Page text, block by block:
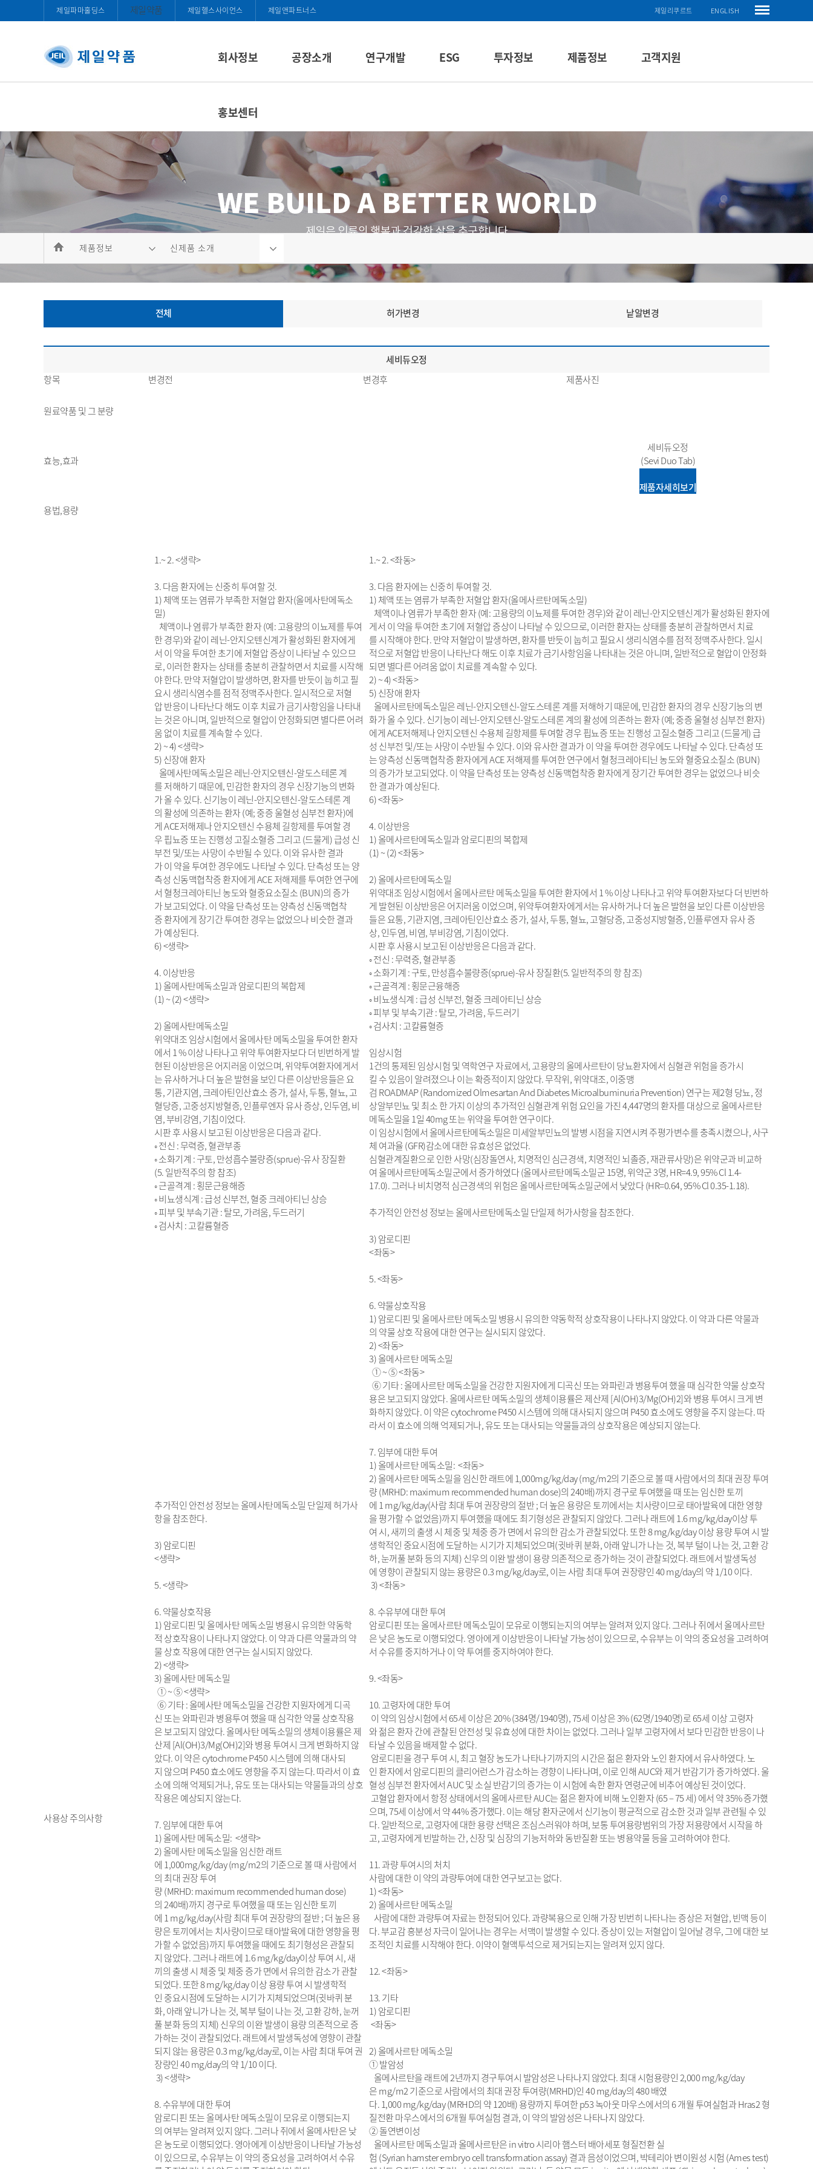
제일파마홀딩스 제일약품 제일헬스사이언스 제일앤파트너스 제일리쿠르트 ENGLISH
회사정보 공장소개 연구개발 ESG 투자정보 제품정보 고객지원
홍보센터
제품정보 신제품 소개
전체 허가변경 낱알변경
세비듀오정
항목
변경전 변경후 제품사진
원료약품 및 그 분량
세비듀오정
(Sevi Duo Tab)
제품자세히보기
효능,효과
용법,용량
사용상 주의사항
1.~ 2. <생략>
3. 다음 환자에는 신중히 투여할 것.
1) 체액 또는 염류가 부족한 저혈압 환자(올메사탄메독소
밀)
체액이나 염류가 부족한 환자 (예: 고용량의 이뇨제를 투여
한 경우)와 같이 레닌-안지오텐신계가 활성화된 환자에게
서 이 약을 투여한 초기에 저혈압 증상이 나타날 수 있으므
로, 이러한 환자는 상태를 충분히 관찰하면서 치료를 시작해
야 한다. 만약 저혈압이 발생하면, 환자를 반듯이 눕히고 필
요시 생리식염수를 점적 정맥주사한다. 일시적으로 저혈
압 반응이 나타난다 해도 이후 치료가 금기사항임을 나타내
는 것은 아니며, 일반적으로 혈압이 안정화되면 별다른 어려
움 없이 치료를 계속할 수 있다.
2) ~ 4) <생략>
5) 신장애 환자
올메사탄메독소밀은 레닌-안지오텐신-알도스테론 계
를 저해하기 때문에, 민감한 환자의 경우 신장기능의 변화
가 올 수 있다. 신기능이 레닌-안지오텐신-알도스테론 계
의 활성에 의존하는 환자 (예; 중증 울혈성 심부전 환자)에
게 ACE저해제나 안지오텐신 수용체 길항제를 투여할 경
우 핍뇨증 또는 진행성 고질소혈증 그리고 (드물게) 급성 신
부전 및/또는 사망이 수반될 수 있다. 이와 유사한 결과
가 이 약을 투여한 경우에도 나타날 수 있다. 단측성 또는 양
측성 신동맥협착증 환자에게 ACE 저해제를 투여한 연구에
서 혈청크레아티닌 농도와 혈중요소질소 (BUN)의 증가
가 보고되었다. 이 약을 단측성 또는 양측성 신동맥협착
증 환자에게 장기간 투여한 경우는 없었으나 비슷한 결과
가 예상된다.
6) <생략>
4. 이상반응
1) 올메사탄메독소밀과 암로디핀의 복합제
(1) ~ (2) <생략>
2) 올메사탄메독소밀
위약대조 임상시험에서 올메사탄 메독소밀을 투여한 환자
에서 1 % 이상 나타나고 위약 투여환자보다 더 빈번하게 발
현된 이상반응은 어지러움 이었으며, 위약투여환자에게서
는 유사하거나 더 높은 발현을 보인 다른 이상반응들은 요
통, 기관지염, 크레아틴인산효소 증가, 설사, 두통, 혈뇨, 고
혈당증, 고중성지방혈증, 인플루엔자 유사 증상, 인두염, 비
염, 부비강염, 기침이었다.
시판 후 사용시 보고된 이상반응은 다음과 같다.
◦ 전신 : 무력증, 혈관부종
◦ 소화기계 : 구토, 만성흡수불량증(sprue)-유사 장질환
(5. 일반적주의 항 참조)
◦ 근골격계 : 횡문근융해증
◦ 비뇨생식계 : 급성 신부전, 혈중 크레아티닌 상승
◦ 피부 및 부속기관 : 탈모, 가려움, 두드러기
◦ 검사치 : 고칼륨혈증
추가적인 안전성 정보는 올메사탄메독소밀 단일제 허가사
항을 참조한다.
3) 암로디핀
<생략>
5. <생략>
6. 약물상호작용
1) 암로디핀 및 올메사탄 메독소밀 병용시 유의한 약동학
적 상호작용이 나타나지 않았다. 이 약과 다른 약물과의 약
물 상호 작용에 대한 연구는 실시되지 않았다.
2) <생략>
3) 올메사탄 메독소밀
① ~ ⑤ <생략>
⑥ 기타 : 올메사탄 메독소밀을 건강한 지원자에게 디곡
신 또는 와파린과 병용투여 했을 때 심각한 약물 상호작용
은 보고되지 않았다. 올메사탄 메독소밀의 생체이용률은 제
산제 [Al(OH)3/Mg(OH)2]와 병용 투여시 크게 변화하지 않
았다. 이 약은 cytochrome P450 시스템에 의해 대사되
지 않으며 P450 효소에도 영향을 주지 않는다. 따라서 이 효
소에 의해 억제되거나, 유도 또는 대사되는 약물들과의 상호
작용은 예상되지 않는다.
7. 임부에 대한 투여
1) 올메사탄 메독소밀: <생략>
2) 올메사탄 메독소밀을 임신한 래트
에 1,000mg/kg/day (mg/m2의 기준으로 볼 때 사람에서
의 최대 권장 투여
량 (MRHD: maximum recommended human dose)
의 240배)까지 경구로 투여했을 때 또는 임신한 토끼
에 1 mg/kg/day(사람 최대 투여 권장량의 절반 ; 더 높은 용
량은 토끼에서는 치사량이므로 태아발육에 대한 영향을 평
가할 수 없었음)까지 투여했을 때에도 최기형성은 관찰되
지 않았다. 그러나 래트에 1.6 mg/kg/day이상 투여 시, 새
끼의 출생 시 체중 및 체중 증가 면에서 유의한 감소가 관찰
되었다. 또한 8 mg/kg/day 이상 용량 투여 시 발생학적
인 중요시점에 도달하는 시기가 지체되었으며(귓바퀴 분
화, 아래 앞니가 나는 것, 복부 털이 나는 것, 고환 강하, 눈꺼
풀 분화 등의 지체) 신우의 이완 발생이 용량 의존적으로 증
가하는 것이 관찰되었다. 래트에서 발생독성에 영향이 관찰
되지 않는 용량은 0.3 mg/kg/day로, 이는 사람 최대 투여 권
장량인 40 mg/day의 약 1/10 이다.
3) <생략>
8. 수유부에 대한 투여
암로디핀 또는 올메사탄 메독소밀이 모유로 이행되는지
의 여부는 알려져 있지 않다. 그러나 쥐에서 올메사탄은 낮
은 농도로 이행되었다. 영아에게 이상반응이 나타날 가능성
이 있으므로, 수유부는 이 약의 중요성을 고려하여서 수유
1.~ 2. <좌동>
3. 다음 환자에는 신중히 투여할 것.
1) 체액 또는 염류가 부족한 저혈압 환자(올메사르탄메독소밀)
체액이나 염류가 부족한 환자 (예: 고용량의 이뇨제를 투여한 경우)와 같이 레닌-안지오텐신계가 활성화된 환자에
게서 이 약을 투여한 초기에 저혈압 증상이 나타날 수 있으므로, 이러한 환자는 상태를 충분히 관찰하면서 치료
를 시작해야 한다. 만약 저혈압이 발생하면, 환자를 반듯이 눕히고 필요시 생리식염수를 점적 정맥주사한다. 일시
적으로 저혈압 반응이 나타난다 해도 이후 치료가 금기사항임을 나타내는 것은 아니며, 일반적으로 혈압이 안정화
되면 별다른 어려움 없이 치료를 계속할 수 있다.
2) ~ 4) <좌동>
5) 신장애 환자
올메사르탄메독소밀은 레닌-안지오텐신-알도스테론 계를 저해하기 때문에, 민감한 환자의 경우 신장기능의 변
화가 올 수 있다. 신기능이 레닌-안지오텐신-알도스테론 계의 활성에 의존하는 환자 (예; 중증 울혈성 심부전 환자)
에게 ACE저해제나 안지오텐신 수용체 길항제를 투여할 경우 핍뇨증 또는 진행성 고질소혈증 그리고 (드물게) 급
성 신부전 및/또는 사망이 수반될 수 있다. 이와 유사한 결과가 이 약을 투여한 경우에도 나타날 수 있다. 단측성 또
는 양측성 신동맥협착증 환자에게 ACE 저해제를 투여한 연구에서 혈청크레아티닌 농도와 혈중요소질소 (BUN)
의 증가가 보고되었다. 이 약을 단측성 또는 양측성 신동맥협착증 환자에게 장기간 투여한 경우는 없었으나 비슷
한 결과가 예상된다.
6) <좌동>
4. 이상반응
1) 올메사르탄메독소밀과 암로디핀의 복합제
(1) ~ (2) <좌동>
2) 올메사르탄메독소밀
위약대조 임상시험에서 올메사르탄 메독소밀을 투여한 환자에서 1 % 이상 나타나고 위약 투여환자보다 더 빈번하
게 발현된 이상반응은 어지러움 이었으며, 위약투여환자에게서는 유사하거나 더 높은 발현을 보인 다른 이상반응
들은 요통, 기관지염, 크레아틴인산효소 증가, 설사, 두통, 혈뇨, 고혈당증, 고중성지방혈증, 인플루엔자 유사 증
상, 인두염, 비염, 부비강염, 기침이었다.
시판 후 사용시 보고된 이상반응은 다음과 같다.
◦ 전신 : 무력증, 혈관부종
◦ 소화기계 : 구토, 만성흡수불량증(sprue)-유사 장질환(5. 일반적주의 항 참조)
◦ 근골격계 : 횡문근융해증
◦ 비뇨생식계 : 급성 신부전, 혈중 크레아티닌 상승
◦ 피부 및 부속기관 : 탈모, 가려움, 두드러기
◦ 검사치 : 고칼륨혈증
임상시험
1건의 통제된 임상시험 및 역학연구 자료에서, 고용량의 올메사르탄이 당뇨환자에서 심혈관 위험을 증가시
킬 수 있음이 알려졌으나 이는 확증적이지 않았다. 무작위, 위약대조, 이중맹
검 ROADMAP (Randomized Olmesartan And Diabetes Microalbuminuria Prevention) 연구는 제2형 당뇨, 정
상알부민뇨 및 최소 한 가지 이상의 추가적인 심혈관계 위험 요인을 가진 4,447명의 환자를 대상으로 올메사르탄
메독소밀을 1일 40mg 또는 위약을 투여한 연구이다.
이 임상시험에서 올메사르탄메독소밀은 미세알부민뇨의 발병 시점을 지연시켜 주평가변수를 충족시켰으나, 사구
체 여과율 (GFR)감소에 대한 유효성은 없었다.
심혈관계질환으로 인한 사망(심장돌연사, 치명적인 심근경색, 치명적인 뇌졸증, 재관류사망)은 위약군과 비교하
여 올메사르탄메독소밀군에서 증가하였다 (올메사르탄메독소밀군 15명, 위약군 3명, HR=4.9, 95% Cl 1.4-
17.0). 그러나 비치명적 심근경색의 위험은 올메사르탄메독소밀군에서 낮았다 (HR=0.64, 95% Cl 0.35-1.18).
추가적인 안전성 정보는 올메사르탄메독소밀 단일제 허가사항을 참조한다.
3) 암로디핀
<좌동>
5. <좌동>
6. 약물상호작용
1) 암로디핀 및 올메사르탄 메독소밀 병용시 유의한 약동학적 상호작용이 나타나지 않았다. 이 약과 다른 약물과
의 약물 상호 작용에 대한 연구는 실시되지 않았다.
2) <좌동>
3) 올메사르탄 메독소밀
① ~ ⑤ <좌동>
⑥ 기타 : 올메사르탄 메독소밀을 건강한 지원자에게 디곡신 또는 와파린과 병용투여 했을 때 심각한 약물 상호작
용은 보고되지 않았다. 올메사르탄 메독소밀의 생체이용률은 제산제 [Al(OH)3/Mg(OH)2]와 병용 투여시 크게 변
화하지 않았다. 이 약은 cytochrome P450 시스템에 의해 대사되지 않으며 P450 효소에도 영향을 주지 않는다. 따
라서 이 효소에 의해 억제되거나, 유도 또는 대사되는 약물들과의 상호작용은 예상되지 않는다.
7. 임부에 대한 투여
1) 올메사르탄 메독소밀: <좌동>
2) 올메사르탄 메독소밀을 임신한 래트에 1,000mg/kg/day (mg/m2의 기준으로 볼 때 사람에서의 최대 권장 투여
량 (MRHD: maximum recommended human dose)의 240배)까지 경구로 투여했을 때 또는 임신한 토끼
에 1 mg/kg/day(사람 최대 투여 권장량의 절반 ; 더 높은 용량은 토끼에서는 치사량이므로 태아발육에 대한 영향
을 평가할 수 없었음)까지 투여했을 때에도 최기형성은 관찰되지 않았다. 그러나 래트에 1.6 mg/kg/day이상 투
여 시, 새끼의 출생 시 체중 및 체중 증가 면에서 유의한 감소가 관찰되었다. 또한 8 mg/kg/day 이상 용량 투여 시 발
생학적인 중요시점에 도달하는 시기가 지체되었으며(귓바퀴 분화, 아래 앞니가 나는 것, 복부 털이 나는 것, 고환 강
하, 눈꺼풀 분화 등의 지체) 신우의 이완 발생이 용량 의존적으로 증가하는 것이 관찰되었다. 래트에서 발생독성
에 영향이 관찰되지 않는 용량은 0.3 mg/kg/day로, 이는 사람 최대 투여 권장량인 40 mg/day의 약 1/10 이다.
3) <좌동>
8. 수유부에 대한 투여
암로디핀 또는 올메사르탄 메독소밀이 모유로 이행되는지의 여부는 알려져 있지 않다. 그러나 쥐에서 올메사르탄
은 낮은 농도로 이행되었다. 영아에게 이상반응이 나타날 가능성이 있으므로, 수유부는 이 약의 중요성을 고려하여
서 수유를 중지하거나 이 약 투여를 중지하여야 한다.
9. <좌동>
10. 고령자에 대한 투여
이 약의 임상시험에서 65세 이상은 20% (384명/1940명), 75세 이상은 3% (62명/1940명)로 65세 이상 고령자
와 젊은 환자 간에 관찰된 안전성 및 유효성에 대한 차이는 없었다. 그러나 일부 고령자에서 보다 민감한 반응이 나
타날 수 있음을 배제할 수 없다.
암로디핀을 경구 투여 시, 최고 혈장 농도가 나타나기까지의 시간은 젊은 환자와 노인 환자에서 유사하였다. 노
인 환자에서 암로디핀의 클리어런스가 감소하는 경향이 나타나며, 이로 인해 AUC와 제거 반감기가 증가하였다. 울
혈성 심부전 환자에서 AUC 및 소실 반감기의 증가는 이 시험에 속한 환자 연령군에 비추어 예상된 것이었다.
고혈압 환자에서 항정 상태에서의 올메사르탄 AUC는 젊은 환자에 비해 노인환자 (65 – 75 세) 에서 약 35% 증가했
으며, 75세 이상에서 약 44% 증가했다. 이는 해당 환자군에서 신기능이 평균적으로 감소한 것과 일부 관련될 수 있
다. 일반적으로, 고령자에 대한 용량 선택은 조심스러워야 하며, 보통 투여용량범위의 가장 저용량에서 시작을 하
고, 고령자에게 빈발하는 간, 신장 및 심장의 기능저하와 동반질환 또는 병용약물 등을 고려하여야 한다.
11. 과량 투여시의 처치
사람에 대한 이 약의 과량투여에 대한 연구보고는 없다.
1) <좌동>
2) 올메사르탄 메독소밀
사람에 대한 과량투여 자료는 한정되어 있다. 과량복용으로 인해 가장 빈번히 나타나는 증상은 저혈압, 빈맥 등이
다. 부교감 흥분성 자극이 일어나는 경우는 서맥이 발생할 수 있다. 증상이 있는 저혈압이 일어날 경우, 그에 대한 보
조적인 치료를 시작해야 한다. 이약이 혈액투석으로 제거되는지는 알려져 있지 않다.
12. <좌동>
13. 기타
1) 암로디핀
<좌동>
2) 올메사르탄 메독소밀
① 발암성
올메사르탄을 래트에 2년까지 경구투여시 발암성은 나타나지 않았다. 최대 시험용량인 2,000 mg/kg/day
은 mg/m2 기준으로 사람에서의 최대 권장 투여량(MRHD)인 40 mg/day의 480 배였
다. 1,000 mg/kg/day (MRHD의 약 120배) 용량까지 투여한 p53 녹아웃 마우스에서의 6 개월 투여실험과 Hras2 형
질전환 마우스에서의 6개월 투여실험 결과, 이 약의 발암성은 나타나지 않았다.
② 돌연변이성
올메사르탄 메독소밀과 올메사르탄은 in vitro 시리아 햄스터 배아세포 형질전환 실
험 (Syrian hamster embryo cell transformation assay) 결과 음성이었으며, 박테리아 변이원성 시험 (Ames test)